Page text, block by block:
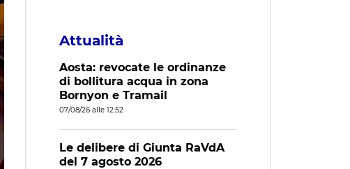
Attualità
Aosta: revocate le ordinanze
di bollitura acqua in zona
Bornyon e Tramail
07/08/26 alle 12:52
Le delibere di Giunta RaVdA
del 7 agosto 2026